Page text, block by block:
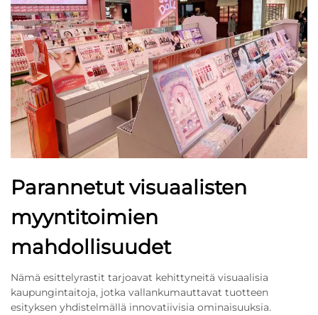
Parannetut visuaalisten
myyntitoimien
mahdollisuudet
Nämä esittelyrastit tarjoavat kehittyneitä visuaalisia
kaupungintaitoja, jotka vallankumauttavat tuotteen
esityksen yhdistelmällä innovatiivisia ominaisuuksia.